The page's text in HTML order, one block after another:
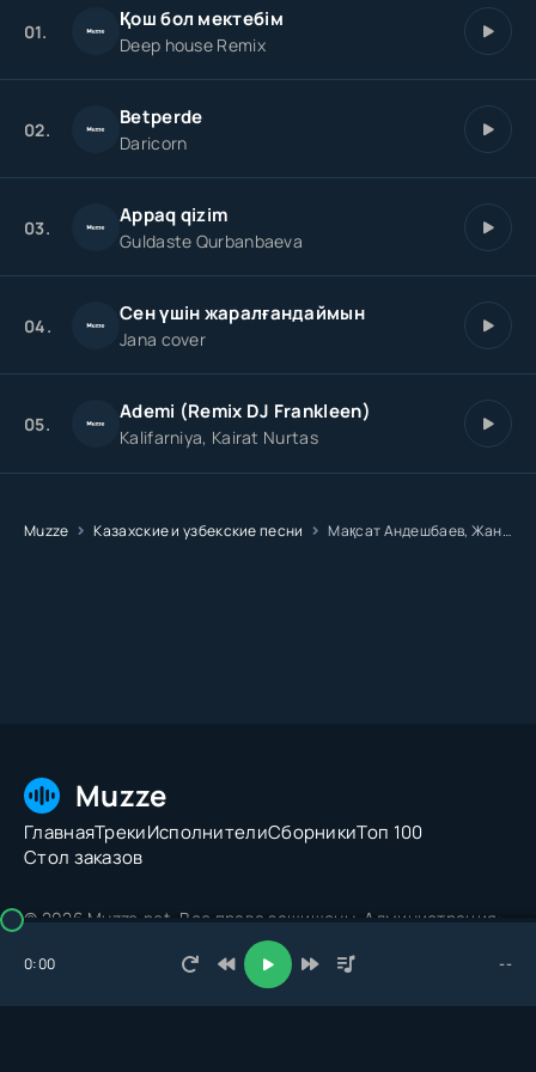
01. Қош бол мектебім
Deep house Remix
02. Betperde
Daricorn
03. Appaq qizim
Guldaste Qurbanbaeva
04. Сен үшін жаралғандаймын
Jana cover
05. Ademi (Remix DJ Frankleen)
Kalifarniya, Kairat Nurtas
Muzze Казахские и узбекские песни Мақсат Андешбаев, Жанасқар Қалмырза - Досым
Muzze
ГлавнаяТрекиИсполнителиСборникиТоп 100
Стол заказов
© 2026 Muzze.net. Все права защищены. Администрация:
0:00 --